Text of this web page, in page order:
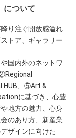
について
り注ぐ開放感溢れ
トア、ギャラリー
国内外のネットワ
HUB、⑤Art &
に基づき、心豊
地方の魅力、心身
のあり方、新産業
ザインに向けた